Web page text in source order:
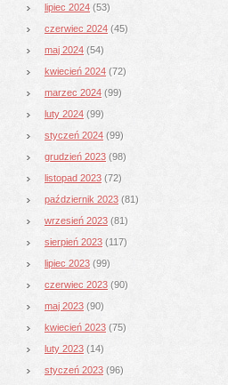
lipiec 2024 (53)
czerwiec 2024 (45)
maj 2024 (54)
kwiecień 2024 (72)
marzec 2024 (99)
luty 2024 (99)
styczeń 2024 (99)
grudzień 2023 (98)
listopad 2023 (72)
październik 2023 (81)
wrzesień 2023 (81)
sierpień 2023 (117)
lipiec 2023 (99)
czerwiec 2023 (90)
maj 2023 (90)
kwiecień 2023 (75)
luty 2023 (14)
styczeń 2023 (96)